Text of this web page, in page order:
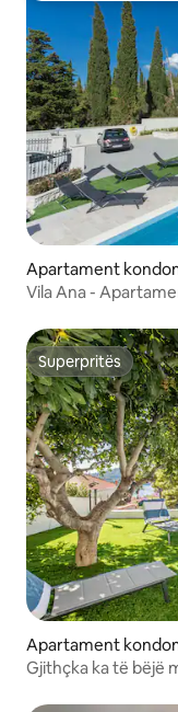
Apartament
Vila Ana -
Superpritës
Superpritës
Apartament
Gjithçka ka të bëjë